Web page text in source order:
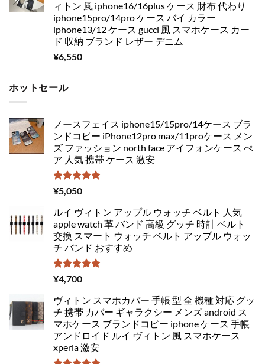
ィトン 風 iphone16/16plus ケース 財布 代わり
iphone15pro/14pro ケース バイ カラー
iphone13/12 ケース gucci 風 スマホケース カー
ド 収納 ブランド レザー デニム
¥6,550
ホットセール
ノースフェイス iphone15/15pro/14ケース ブラ
ンドコピー iPhone12pro max/11proケース メン
ズ ファッション north face アイフォンケース ぺ
ア 人気 携帯 ケース 激安
5段階中
5.00
¥5,050
ルイ ヴィトン アップル ウォッチ ベルト 人気
apple watch 革 バンド 高級 グッチ 時計 ベルト
交換 スマート ウォッチ ベルト アップル ウォッ
チ バンド おすすめ
5段階中
5.00
¥4,700
ヴィトン スマホカバー 手帳 型 全 機種 対応 グッ
チ 携帯 カバー ギャラクシー メンズ android ス
マホケース ブランドコピー iphone ケース 手帳
アンドロイド ルイ ヴィトン 風 スマホケース
xperia 激安